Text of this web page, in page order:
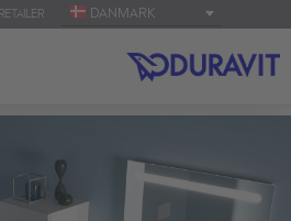
DANMARK